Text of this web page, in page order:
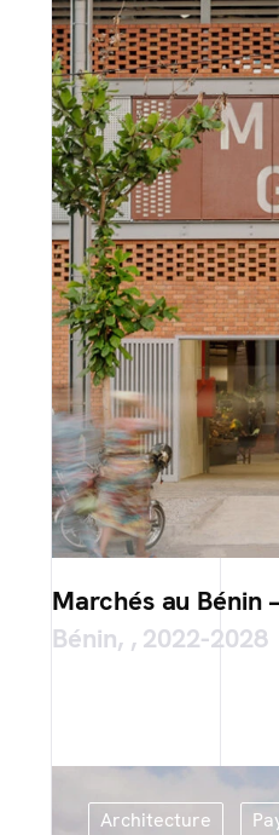
Marchés au Bénin
Bénin, , 2022-2028
Architecture